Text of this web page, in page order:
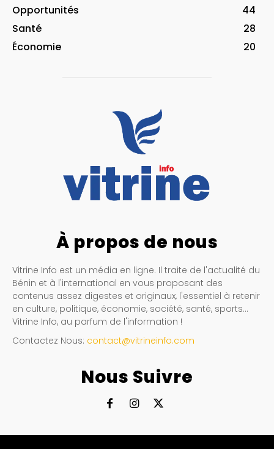
Opportunités
44
Santé
28
Économie
20
À propos de nous
Vitrine Info est un média en ligne. Il traite de l'actualité du
Bénin et à l'international en vous proposant des
contenus assez digestes et originaux, l'essentiel à retenir
en culture, politique, économie, société, santé, sports…
Vitrine Info, au parfum de l'information !
Contactez Nous: contact@vitrineinfo.com
Nous Suivre